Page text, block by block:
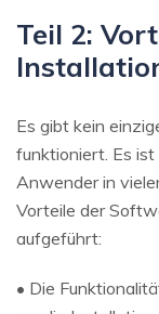
Teil 2:
Es gibt kein
funktioniert. Es
Anwender in
Vorteile der
aufgeführt:
• Die